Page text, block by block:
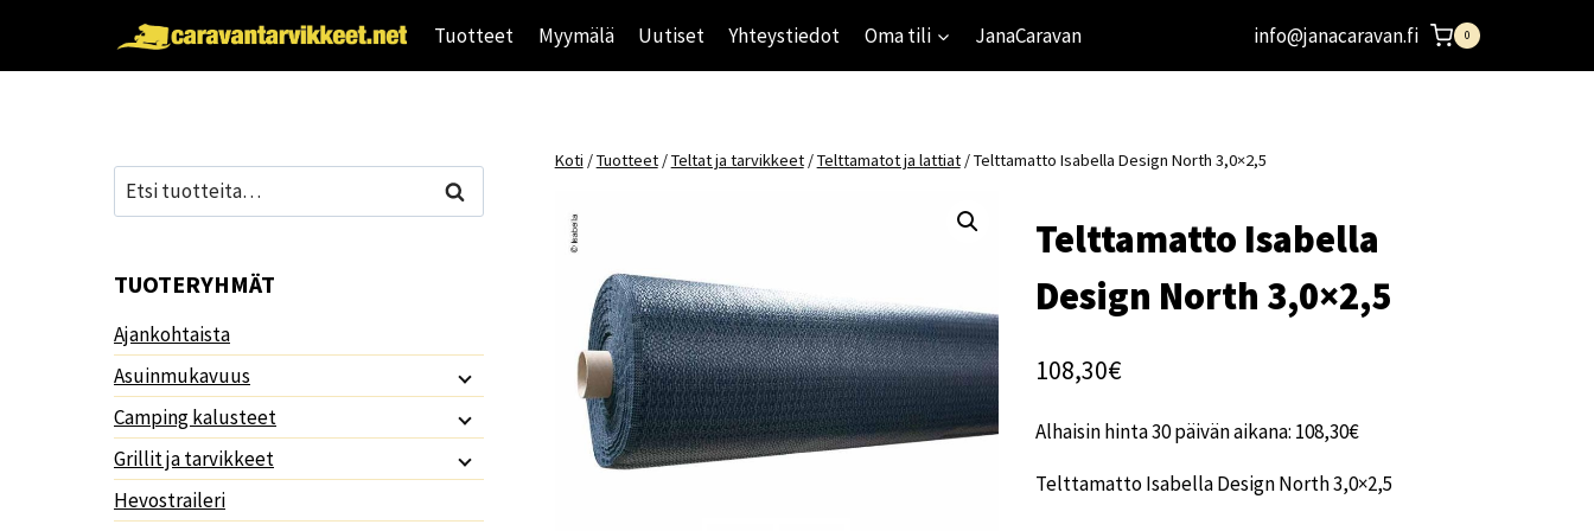
Tuotteet Myymälä Uutiset Yhteystiedot Oma tili JanaCaravan info@janacaravan.fi 0
Koti /Tuotteet /Teltat ja tarvikkeet /Telttamatot ja lattiat /Telttamatto Isabella Design North 3,0×2,5
Telttamatto Isabella
Design North 3,0×2,5
108,30€
Alhaisin hinta 30 päivän aikana: 108,30€
Telttamatto Isabella Design North 3,0×2,5
Etsi: Haku
TUOTERYHMÄT
Ajankohtaista
Asuinmukavuus
Camping kalusteet
Grillit ja tarvikkeet
Hevostraileri